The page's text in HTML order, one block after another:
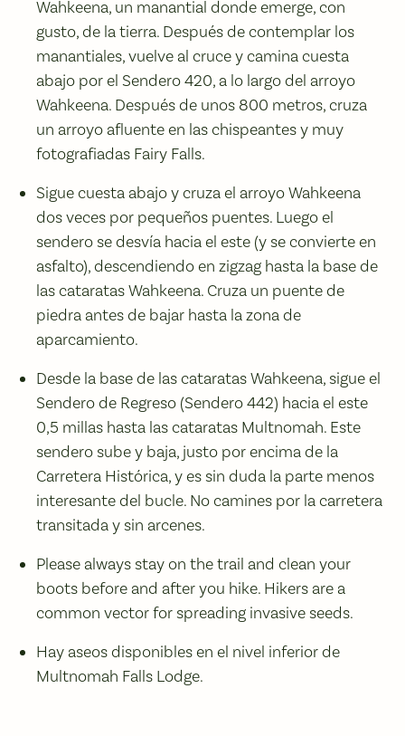
Wahkeena, un manantial donde emerge, con
gusto, de la tierra. Después de contemplar los
manantiales, vuelve al cruce y camina cuesta
abajo por el Sendero 420, a lo largo del arroyo
Wahkeena. Después de unos 800 metros, cruza
un arroyo afluente en las chispeantes y muy
fotografiadas Fairy Falls.
Sigue cuesta abajo y cruza el arroyo Wahkeena
dos veces por pequeños puentes. Luego el
sendero se desvía hacia el este (y se convierte en
asfalto), descendiendo en zigzag hasta la base de
las cataratas Wahkeena. Cruza un puente de
piedra antes de bajar hasta la zona de
aparcamiento.
Desde la base de las cataratas Wahkeena, sigue el
Sendero de Regreso (Sendero 442) hacia el este
0,5 millas hasta las cataratas Multnomah. Este
sendero sube y baja, justo por encima de la
Carretera Histórica, y es sin duda la parte menos
interesante del bucle. No camines por la carretera
transitada y sin arcenes.
Please always stay on the trail and clean your
boots before and after you hike. Hikers are a
common vector for spreading invasive seeds.
Hay aseos disponibles en el nivel inferior de
Multnomah Falls Lodge.